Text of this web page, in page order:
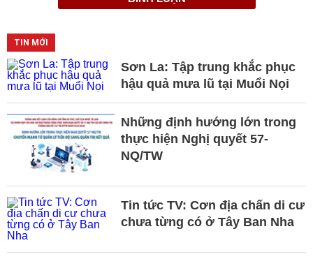
TIN MỚI
Sơn La: Tập trung khắc phục
hậu quả mưa lũ tại Muổi Nọi
Những định hướng lớn trong
thực hiện Nghị quyết 57-
NQ/TW
Tin tức TV: Cơn địa chấn di cư
chưa từng có ở Tây Ban Nha